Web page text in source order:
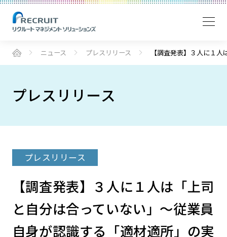
ニュース プレスリリース 【調査発表】３人に１
プレスリリース
プレスリリース
【調査発表】３人に１人は「上司
と自分は合っていない」～従業員
自身が認識する「適材適所」の実